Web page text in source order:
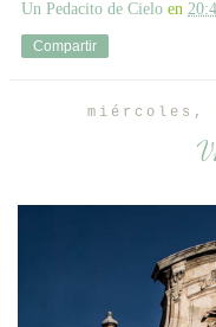
Un Pedacito de Cielo en
Compartir
miércoles,